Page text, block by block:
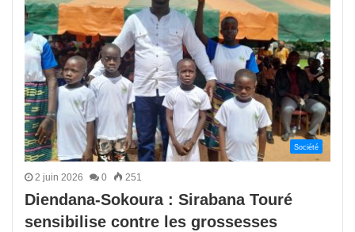
Société
2 juin 2026 0 251
Diendana-Sokoura : Sirabana Touré
sensibilise contre les grossesses